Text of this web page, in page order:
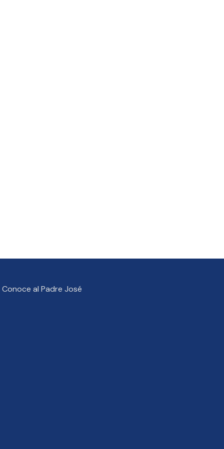
Conoce al Padre José